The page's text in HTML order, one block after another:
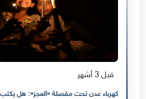
قبل 3 أشهر